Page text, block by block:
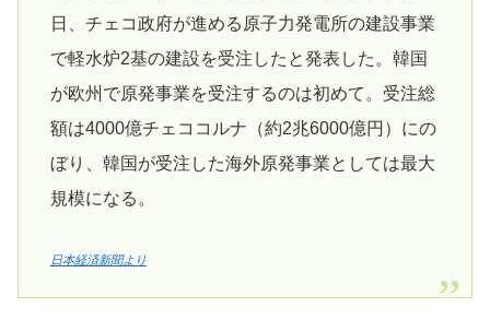
日、チェコ政府が進める原子力発電所の建設事業
で軽水炉2基の建設を受注したと発表した。韓国
が欧州で原発事業を受注するのは初めて。受注総
額は4000億チェココルナ（約2兆6000億円）にの
ぼり、韓国が受注した海外原発事業としては最大
規模になる。
日本経済新聞より